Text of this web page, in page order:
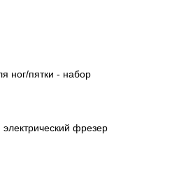
ног/пятки - набор